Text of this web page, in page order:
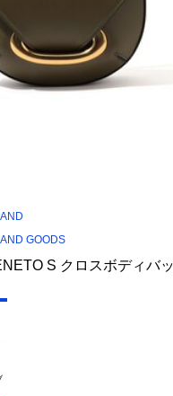
GOODS
S クロスボディバ
プオリーブ